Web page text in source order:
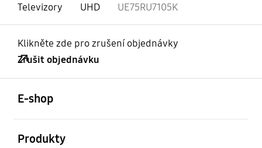
Televizory
UHD UE75RU7105K
Klikněte zde pro zrušení objednávky
Zrušit objednávku
E-shop
Produkty